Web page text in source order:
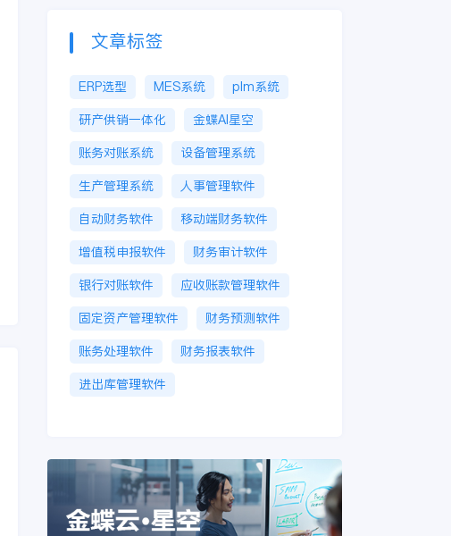
文章标签
ERP选型 MES系统
plm系统
研产供销一体化
金蝶AI星空
账务对账系统
设备管理系统
生产管理系统
人事管理软件
自动财务软件
移动端财务软件
增值税申报软件
财务审计软件
银行对账软件
应收账款管理软件
固定资产管理软件
财务预测软件
账务处理软件
财务报表软件
进出库管理软件